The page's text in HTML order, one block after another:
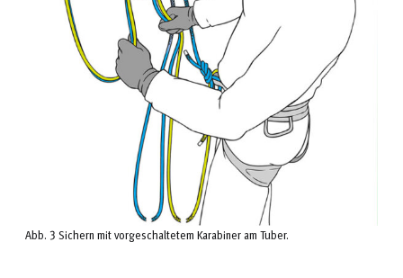
Abb. 3 Sichern mit vorgeschaltetem Karabiner am Tuber.